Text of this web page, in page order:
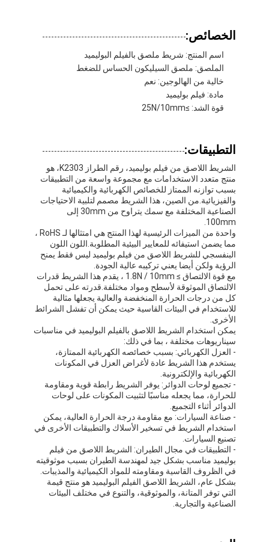
الصفحة الرئيسية
منتجات
معلومات عنا
جولة في المعمل
مراقبة الجودة
اتصل بنا
شريط عازل لاصق
شريط عزل قماش زجاجي
شريط عازل مقاوم للحرارة
شريط لاصق من القماش الزجاجي
شريط لاصق فيلم بوليميد
الخصائص:
اسم المنتج: شريط ملصق بالفيلم البوليميد
الملصق: ملصق السيليكون الحساس للضغط
خالية من الهالوجين: نعم
مادة: فيلم بوليميد
قوة الشد: ≥25N/10mm
التطبيقات:
الشريط اللاصق من فيلم بوليميد، رقم الطراز K2303، هو
منتج متعدد الاستخدامات مع مجموعة واسعة من التطبيقات
بسبب توازنه الممتاز للخصائص الكهربائية والكيميائية
والفيزيائية.من الصين، هذا الشريط مصمم لتلبية الاحتياجات
الصناعية المختلفة مع سمك يتراوح من 30mm إلى
100mm.
واحدة من الميزات الرئيسية لهذا المنتج هي امتثالها لـ RoHS ،
مما يضمن استيفائه للمعايير البيئية المطلوبة.اللون اللون
البنفسجي للشريط اللاصق من فيلم بوليميد ليس فقط يمنح
الرؤية ولكن أيضا يعني تركيبه عالية الجودة.
مع قوة الالتصاق ≥ 1.8N / 10mm ، يقدم هذا الشريط قدرات
الالتصاق الموثوقة لأسطح ومواد مختلفة.قدرته على تحمل
كل من درجات الحرارة المنخفضة والعالية يجعلها مثالية
للاستخدام في البيئات القاسية حيث يمكن أن تفشل الشرائط
الأخرى.
يمكن استخدام الشريط اللاصق بالفيلم البوليميد في مناسبات
سيناريوهات مختلفة ، بما في ذلك:
- العزل الكهربائي: بسبب خصائصه الكهربائية الممتازة،
يستخدم هذا الشريط عادة لأغراض العزل في المكونات
الكهربائية والإلكترونية.
- تجميع لوحات الدوائر: يوفر الشريط رابطة قوية ومقاومة
للحرارة، مما يجعله مناسبًا لتثبيت المكونات على لوحات
الدوائر أثناء التجميع.
- صناعة السيارات: مع مقاومة درجة الحرارة العالية، يمكن
استخدام الشريط في تسخير الأسلاك والتطبيقات الأخرى في
تصنيع السيارات.
- التطبيقات في مجال الطيران: الشريط اللاصق من فيلم
بوليميد مناسب بشكل جيد لمهندسة الطيران بسبب موثوقيته
في الظروف القاسية ومقاومته للمواد الكيميائية والمذيبات.
بشكل عام، الشريط اللاصق الفيلم البوليميد هو منتج قيمة
التي توفر المتانة، والموثوقية، والتنوع في مختلف البيئات
الصناعية والتجارية.